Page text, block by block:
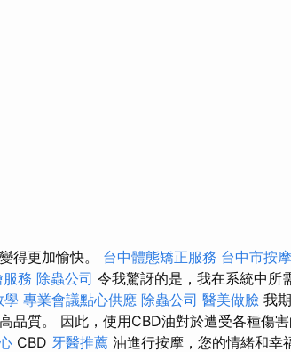
得更加愉快。 台中體態矯正服務 台中市按
務 除蟲公司 令我驚訝的是，我在系統中所
學 專業會議點心供應 除蟲公司 醫美做臉 我
品質。 因此，使用CBD油對於遭受各種傷
CBD 牙醫推薦 油進行按摩，您的情緒和幸